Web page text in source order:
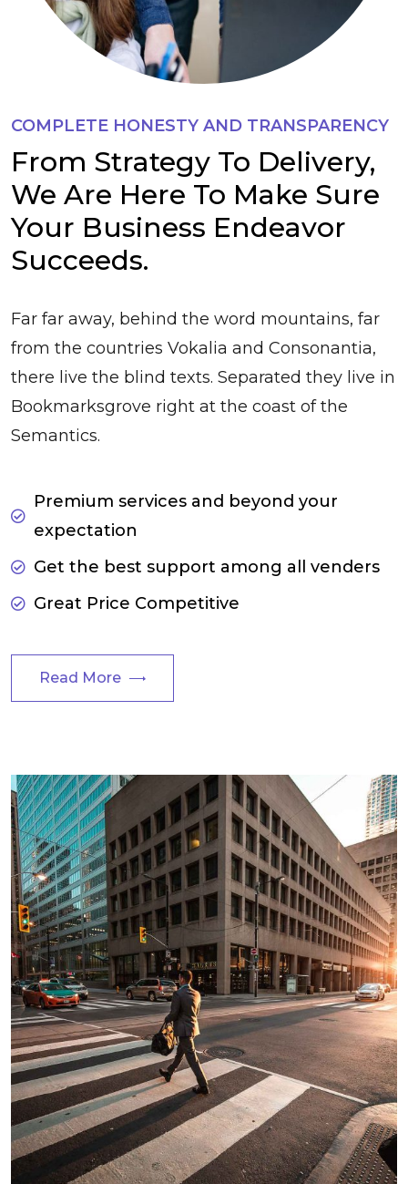
COMPLETE HONESTY AND TRANSPARENCY
From Strategy To Delivery,
We Are Here To Make Sure
Your Business Endeavor
Succeeds.
Far far away, behind the word mountains, far
from the countries Vokalia and Consonantia,
there live the blind texts. Separated they live in
Bookmarksgrove right at the coast of the
Semantics.
Premium services and beyond your
expectation
Get the best support among all venders
Great Price Competitive
Read More